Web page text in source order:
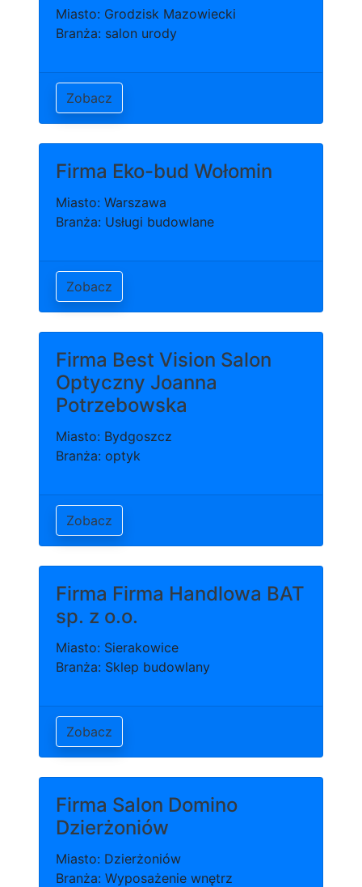
Miasto: Grodzisk Mazowiecki
Branża: salon urody
Zobacz
Firma Eko-bud Wołomin
Miasto: Warszawa
Branża: Usługi budowlane
Zobacz
Firma Best Vision Salon
Optyczny Joanna
Potrzebowska
Miasto: Bydgoszcz
Branża: optyk
Zobacz
Firma Firma Handlowa BAT
sp. z o.o.
Miasto: Sierakowice
Branża: Sklep budowlany
Zobacz
Firma Salon Domino
Dzierżoniów
Miasto: Dzierżoniów
Branża: Wyposażenie wnętrz